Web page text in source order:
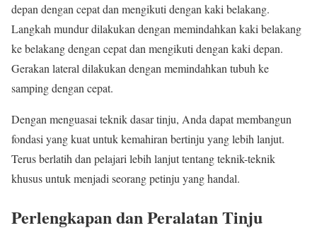
depan dengan cepat dan mengikuti dengan kaki belakang.
Langkah mundur dilakukan dengan memindahkan kaki belakang
ke belakang dengan cepat dan mengikuti dengan kaki depan.
Gerakan lateral dilakukan dengan memindahkan tubuh ke
samping dengan cepat.
Dengan menguasai teknik dasar tinju, Anda dapat membangun
fondasi yang kuat untuk kemahiran bertinju yang lebih lanjut.
Terus berlatih dan pelajari lebih lanjut tentang teknik-teknik
khusus untuk menjadi seorang petinju yang handal.
Perlengkapan dan Peralatan Tinju